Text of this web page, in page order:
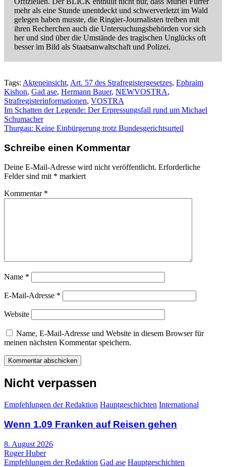
mehr als eine Stunde unentdeckt und schwerverletzt im Wald
gelegen haben musste, die Ringier-Journalisten treiben mit
ihren Recherchen auch die Untersuchungsbehörden vor sich
her und sind über die Umstände des tragischen Unglücks oft
besser im Bild als Staatsanwaltschaft und Polizei.
Tags: Akteneinsicht, Art. 57 des Strafregistergesetzes, Ephraim
Kishon, Gad ase, Hermann Bauer, NEWVOSTRA,
Strafregisterinformationen, VOSTRA
Beitragsnavigation
Im Schatten der Legende: Der Erpressungsfall rund um Michael
Schumacher
Thurgau: Keine Einbürgerung trotz Bundesgerichtsurteil
Schreibe einen Kommentar
Deine E-Mail-Adresse wird nicht veröffentlicht. Erforderliche
Felder sind mit * markiert
Kommentar *
Name *
E-Mail-Adresse *
Website
Name, E-Mail-Adresse und Website in diesem Browser für
meinen nächsten Kommentar speichern.
Nicht verpassen
Empfehlungen der Redaktion Hauptgeschichten International
Wenn 1.09 Franken auf Reisen gehen
8. August 2026
Roger Huber
Empfehlungen der Redaktion Gad ase Hauptgeschichten